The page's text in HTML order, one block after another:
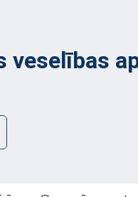
veselības